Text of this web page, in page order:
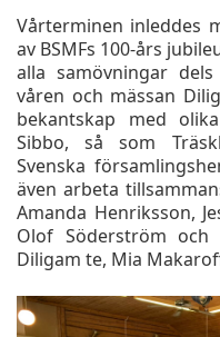
Vårterminen inleddes
av BSMFs 100-års
alla samövningar
våren och mässan
bekantskap med
Sibbo, så som
Svenska
även arbeta
Amanda Henriksson,
Olof Söderström
Diligam te, Mia